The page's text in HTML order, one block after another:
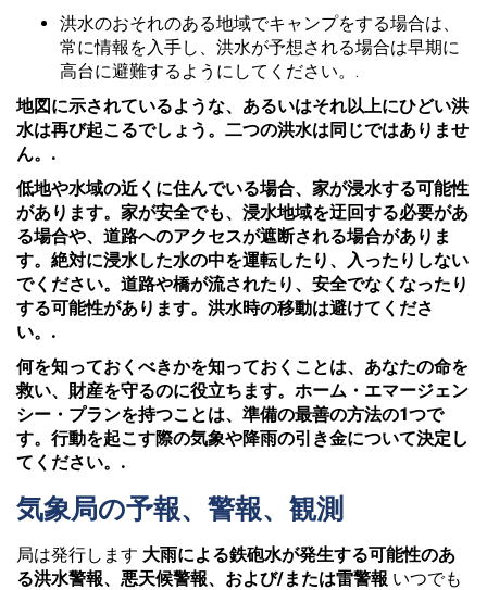
洪水のおそれのある地域でキャンプをする場合は、
常に情報を入手し、洪水が予想される場合は早期に
高台に避難するようにしてください。.
地図に示されているような、あるいはそれ以上にひどい洪
水は再び起こるでしょう。二つの洪水は同じではありませ
ん。.
低地や水域の近くに住んでいる場合、家が浸水する可能性
があります。家が安全でも、浸水地域を迂回する必要があ
る場合や、道路へのアクセスが遮断される場合がありま
す。絶対に浸水した水の中を運転したり、入ったりしない
でください。道路や橋が流されたり、安全でなくなったり
する可能性があります。洪水時の移動は避けてくださ
い。.
何を知っておくべきかを知っておくことは、あなたの命を
救い、財産を守るのに役立ちます。ホーム・エマージェン
シー・プランを持つことは、準備の最善の方法の1つで
す。行動を起こす際の気象や降雨の引き金について決定し
てください。.
気象局の予報、警報、観測
局は発行します 大雨による鉄砲水が発生する可能性のあ
る洪水警報、悪天候警報、および/または雷警報 いつでも